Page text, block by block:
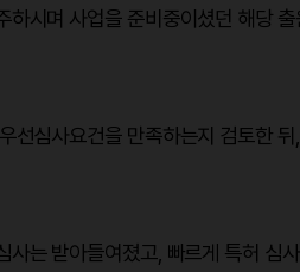
하시며 사업을 준비중이셨던 해당
선심사요건을 만족하는지 검토한
는 받아들여졌고, 빠르게 특허 심사